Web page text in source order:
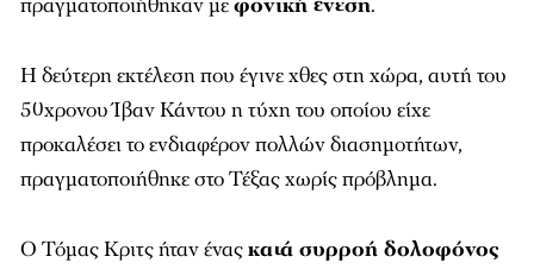
Η δεύτερη εκτέλεση που έγινε χθες στη χώρα, αυτή του
50χρονου Ίβαν Κάντου η τύχη του οποίου είχε
προκαλέσει το ενδιαφέρον πολλών διασημοτήτων,
πραγματοποιήθηκε στο Τέξας χωρίς πρόβλημα.
Ο Τόμας Κριτς ήταν έναςκατά συρροή δολοφόνος